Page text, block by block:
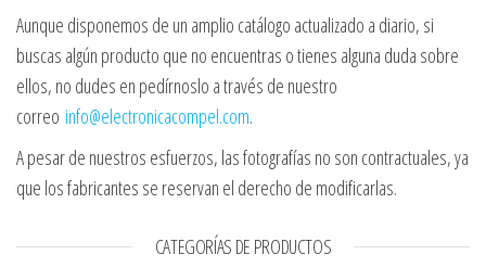
Aunque disponemos de un amplio catálogo actualizado a diario, si
buscas algún producto que no encuentras o tienes alguna duda sobre
ellos, no dudes en pedírnoslo a través de nuestro
correo info@electronicacompel.com.
A pesar de nuestros esfuerzos, las fotografías no son contractuales, ya
que los fabricantes se reservan el derecho de modificarlas.
CATEGORÍAS DE PRODUCTOS